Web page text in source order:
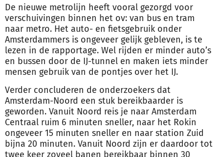
De nieuwe metrolijn heeft vooral gezorgd voor
verschuivingen binnen het ov: van bus en tram
naar metro. Het auto- en fietsgebruik onder
Amsterdammers is ongeveer gelijk gebleven, is te
lezen in de rapportage. Wel rijden er minder auto’s
en bussen door de IJ-tunnel en maken iets minder
mensen gebruik van de pontjes over het IJ.
Verder concluderen de onderzoekers dat
Amsterdam-Noord een stuk bereikbaarder is
geworden. Vanuit Noord reis je naar Amsterdam
Centraal ruim 6 minuten sneller, naar het Rokin
ongeveer 15 minuten sneller en naar station Zuid
bijna 20 minuten. Vanuit Noord zijn er daardoor tot
twee keer zoveel banen bereikbaar binnen 30